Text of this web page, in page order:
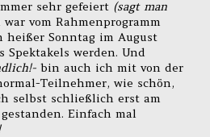
sehr gefeiert (sagt man
war vom Rahmenprogramm
heißer Sonntag im August
Spektakels werden. Und
bin auch ich mit von der
Teilnehmer, wie schön,
selbst schließlich erst am
Einfach mal